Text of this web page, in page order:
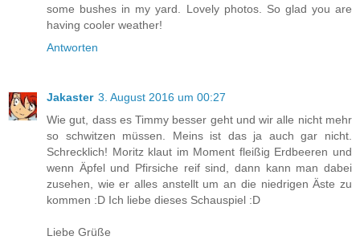
some bushes in my yard. Lovely photos. So glad you are
having cooler weather!
Antworten
Jakaster 3. August 2016 um 00:27
Wie gut, dass es Timmy besser geht und wir alle nicht mehr
so schwitzen müssen. Meins ist das ja auch gar nicht.
Schrecklich! Moritz klaut im Moment fleißig Erdbeeren und
wenn Äpfel und Pfirsiche reif sind, dann kann man dabei
zusehen, wie er alles anstellt um an die niedrigen Äste zu
kommen :D Ich liebe dieses Schauspiel :D
Liebe Grüße